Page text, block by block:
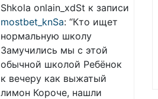
Shkola onlain_xdSt к записи
mostbet_knSa: “Кто ищет
нормальную школу
Замучились мы с этой
обычной школой Ребёнок
к вечеру как выжатый
лимон Короче, нашли